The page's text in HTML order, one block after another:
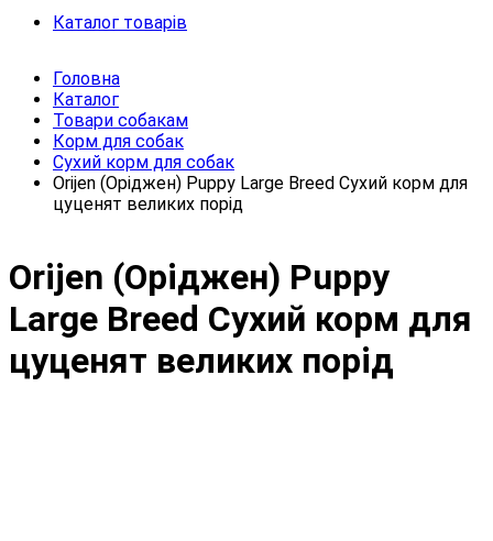
Каталог товарів
Головна
Каталог
Товари собакам
Корм для собак
Сухий корм для собак
Orijen (Оріджен) Puppy Large Breed Сухий корм для
цуценят великих порід
Orijen (Оріджен) Puppy
Large Breed Сухий корм для
цуценят великих порід